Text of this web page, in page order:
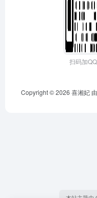
扫码加
Copyright © 2026 喜湘妃 由